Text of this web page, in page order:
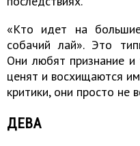
«Кто идет на
собачий лай». Это
Они любят признание
ценят и восхищаются
критики, они просто не
ДЕВА